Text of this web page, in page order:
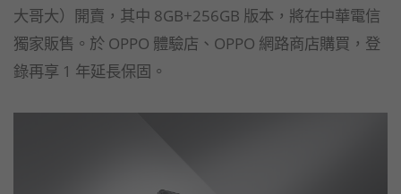
大哥大）開賣，其中 8GB+256GB 版本，將在中華電信
獨家販售。於 OPPO 體驗店、OPPO 網路商店購買，登
錄再享 1 年延長保固。